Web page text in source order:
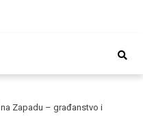
Bijeljina
Zapadu – građanstvo i